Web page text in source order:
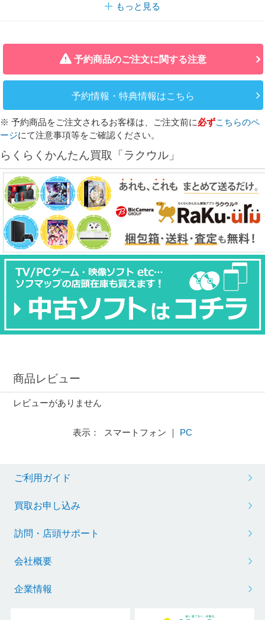
もっと見る
予約商品のご注文に関する注意
予約情報・特典情報はこちら
※ 予約商品をご注文されるお客様は、ご注文前に必ずこちらのペ
ージにて注意事項等をご確認ください。
らくらくかんたん買取「ラクウル」
商品レビュー
レビューがありません
表示： スマートフォン ｜ PC
ご利用ガイド
買取お申し込み
訪問・店頭サポート
会社概要
企業情報